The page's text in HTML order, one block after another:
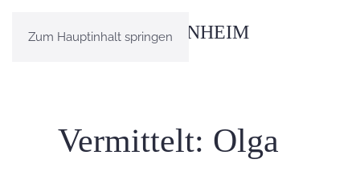
Zum Hauptinhalt springen
Vermittelt: Olga